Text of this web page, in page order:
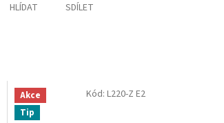
HLÍDAT SDÍLET
Akce
Tip
Kód: L220-Z E2